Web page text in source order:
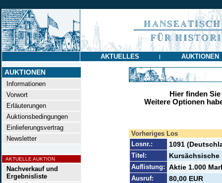
AKTUELLES | AUKTIONEN
AUKTIONEN
Informationen
Vorwort
Erläuterungen
Auktionsbedingungen
Einlieferungsvertrag
Newsletter
AKTUELLE AUKTION
Nachverkauf und
Ergebnisliste
Hier finden
Weitere Optionen
Vorheriges Los
Losnr.:
1091
Titel: Kursächsische
Auflistung: Aktie 1.000
Ausruf: 80,00 EUR